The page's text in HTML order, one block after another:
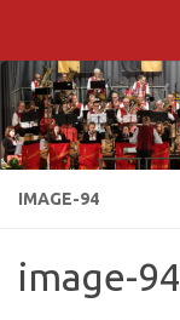
IMAGE-94
image-94